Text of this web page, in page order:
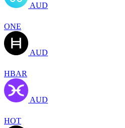
AUD
ONE
AUD
HBAR
AUD
HOT